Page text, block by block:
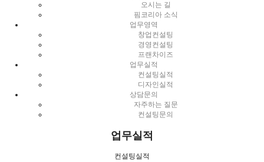
오시는 길
핌코리아 소식
업무영역
창업컨설팅
경영컨설팅
프랜차이즈
업무실적
컨설팅실적
디자인실적
상담문의
자주하는 질문
컨설팅문의
업무실적
컨설팅실적